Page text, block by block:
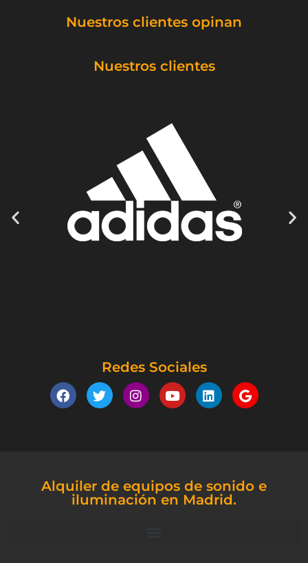
Nuestros clientes opinan
Nuestros clientes
Redes Sociales
Alquiler de equipos de sonido e
iluminación en Madrid.